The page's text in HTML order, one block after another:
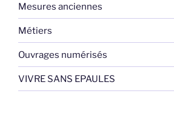
Mesures anciennes
Métiers
Ouvrages numérisés
VIVRE SANS EPAULES